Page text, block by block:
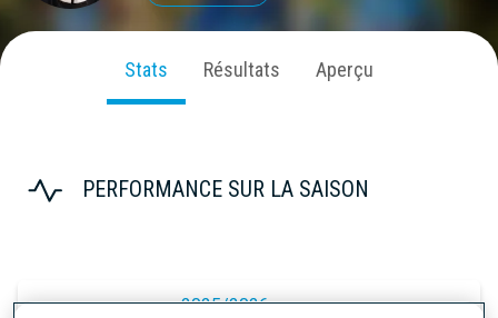
Stats Résultats Aperçu
PERFORMANCE SUR LA SAISON
2025/2026